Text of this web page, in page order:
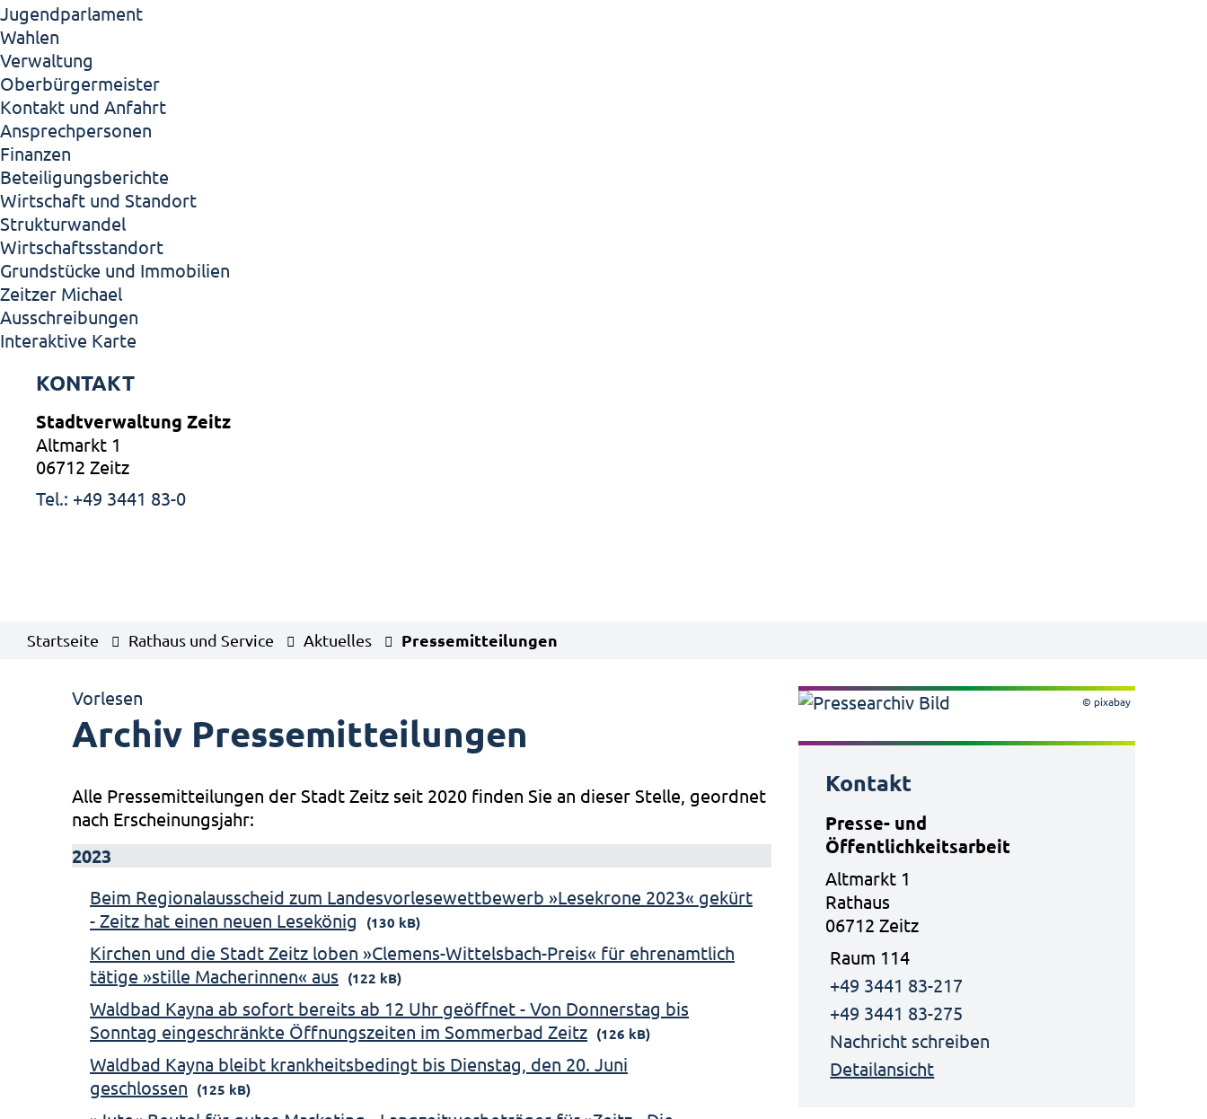
Jugendparlament
Wahlen
Verwaltung
Oberbürgermeister
Kontakt und Anfahrt
Ansprechpersonen
Finanzen
Beteiligungsberichte
Wirtschaft und Standort
Strukturwandel
Wirtschaftsstandort
Grundstücke und Immobilien
Zeitzer Michael
Ausschreibungen
Interaktive Karte
KONTAKT
Stadtverwaltung Zeitz
Altmarkt 1
06712 Zeitz
Tel.: +49 3441 83-0
Startseite Rathaus und Service Aktuelles Pressemitteilungen
Vorlesen
Archiv Pressemitteilungen
Alle Pressemitteilungen der Stadt Zeitz seit 2020 finden Sie an dieser Stelle, geordnet
nach Erscheinungsjahr:
2023
Beim Regionalausscheid zum Landesvorlesewettbewerb »Lesekrone 2023« gekürt
- Zeitz hat einen neuen Lesekönig
(130 kB)
Kirchen und die Stadt Zeitz loben »Clemens-Wittelsbach-Preis« für ehrenamtlich
tätige »stille Macherinnen« aus (122 kB)
Waldbad Kayna ab sofort bereits ab 12 Uhr geöffnet - Von Donnerstag bis
Sonntag eingeschränkte Öffnungszeiten im Sommerbad Zeitz (126 kB)
Waldbad Kayna bleibt krankheitsbedingt bis Dienstag, den 20. Juni
geschlossen (125 kB)
© pixabay
Kontakt
Presse- und
Öffentlichkeitsarbeit
Altmarkt 1
Rathaus
06712 Zeitz
Raum 114
+49 3441 83-217
+49 3441 83-275
Nachricht schreiben
Detailansicht